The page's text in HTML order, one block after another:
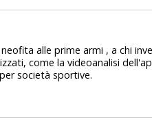
alle prime armi , a chi
come la videoanalisi
società sportive.